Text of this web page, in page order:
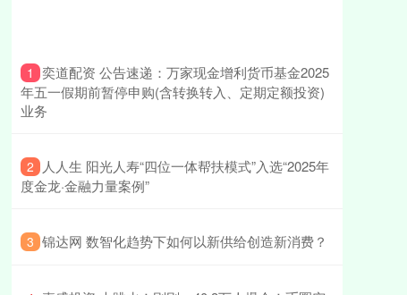
1 ​奕道配资 公告速递：万家现金增利货币基金2025
年五一假期前暂停申购(含转换转入、定期定额投资)
业务
2
​人人生 阳光人寿“四位一体帮扶模式”入选“2025年
度金龙·金融力量案例”
3 ​锦达网 数智化趋势下如何以新供给创造新消费？